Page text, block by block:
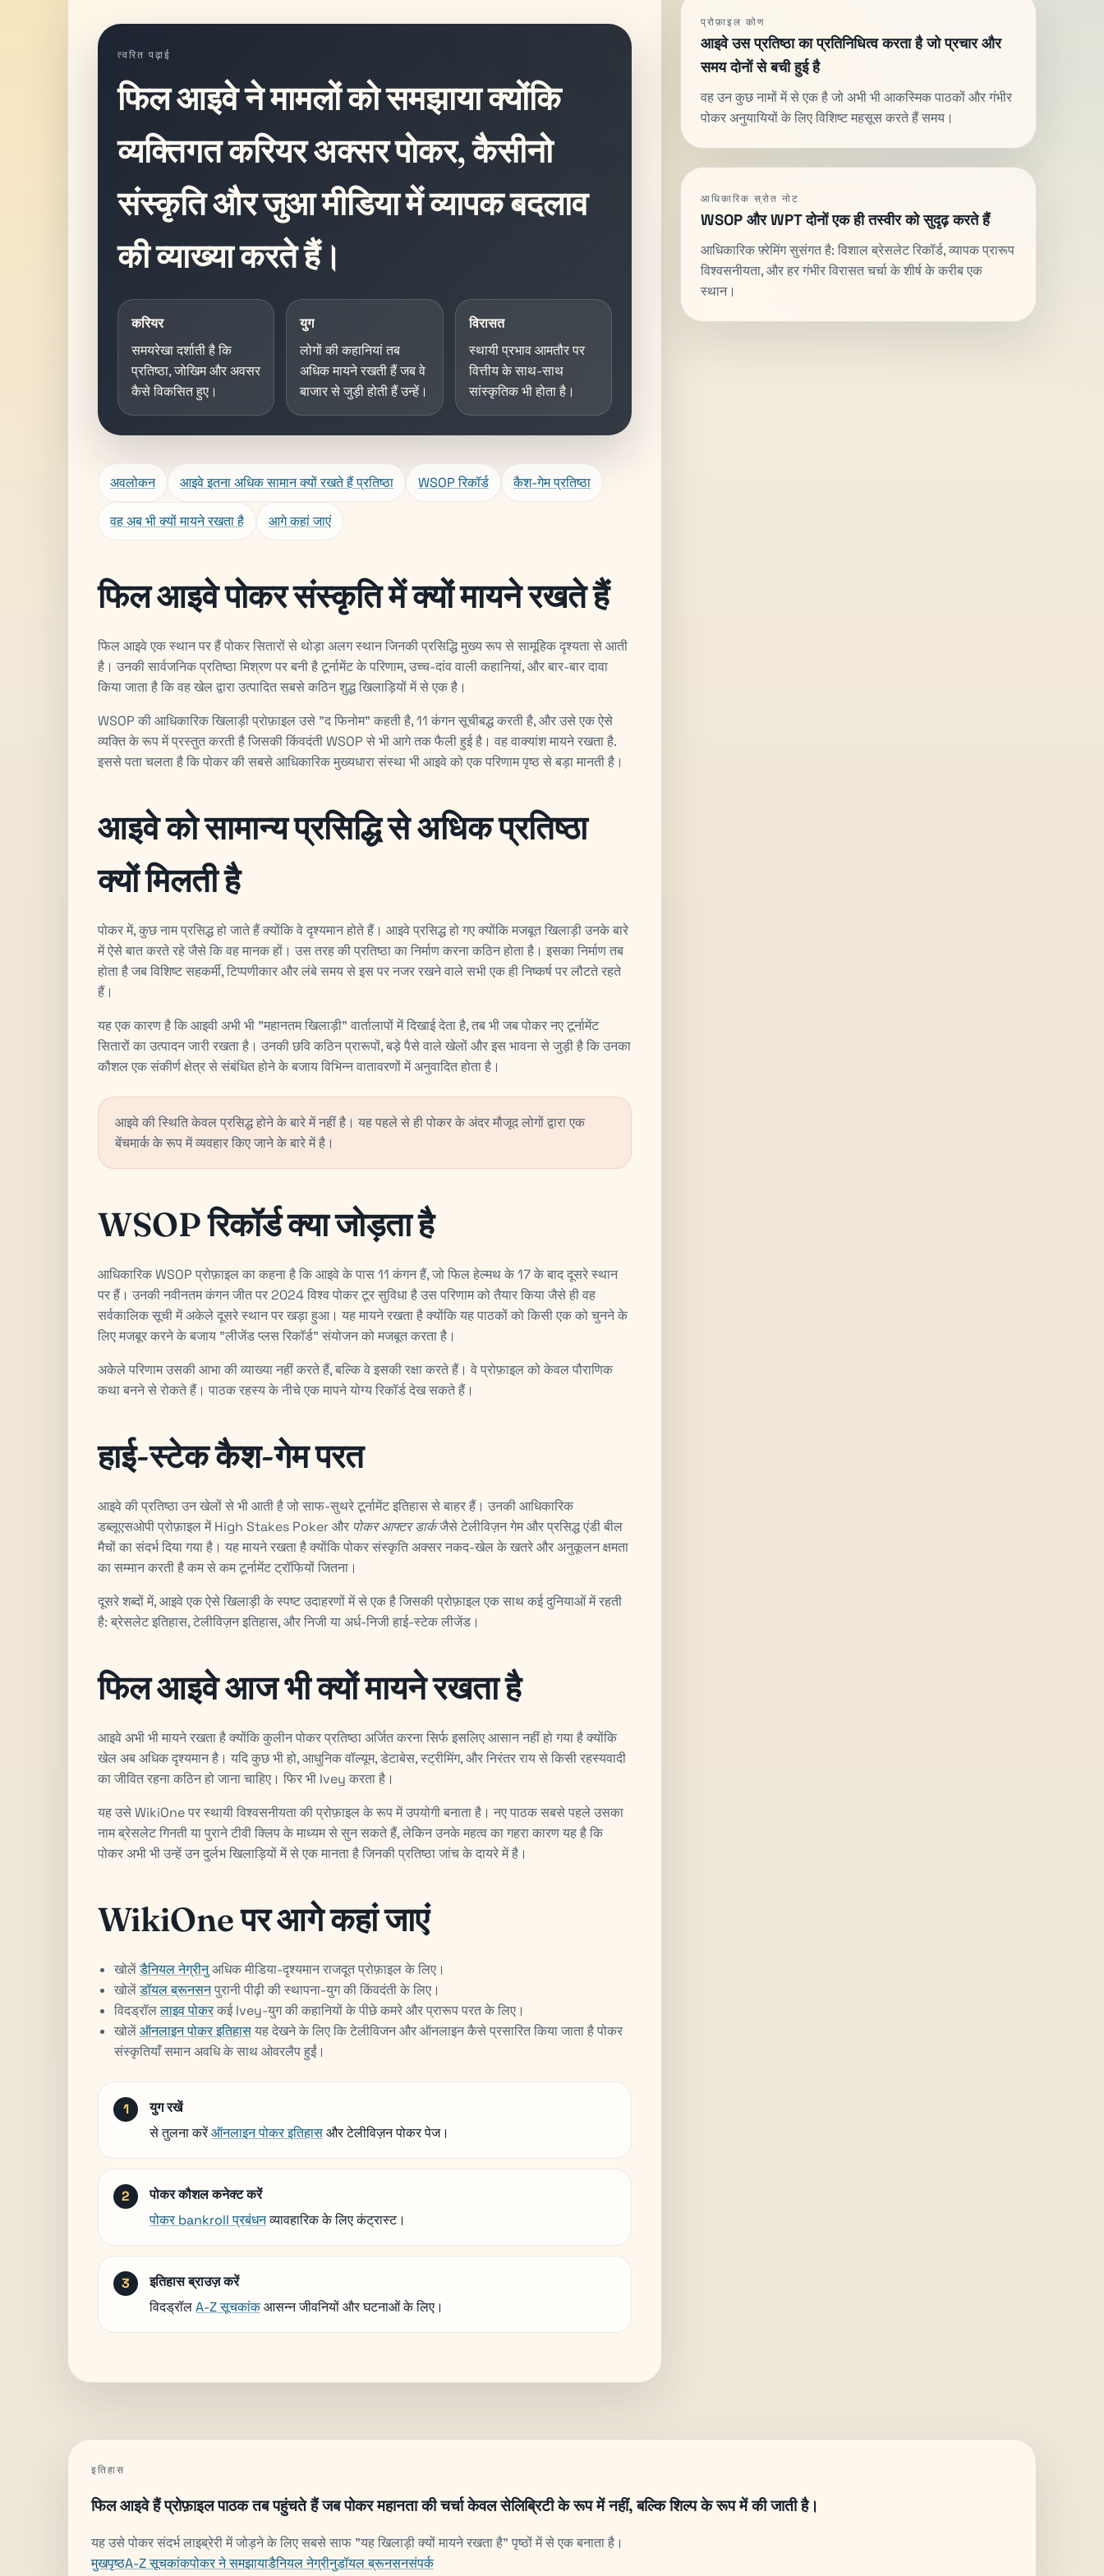
त्वरित पढ़ाई
फिल आइवे ने मामलों को समझाया क्योंकि
व्यक्तिगत करियर अक्सर पोकर, कैसीनो
संस्कृति और जुआ मीडिया में व्यापक बदलाव
की व्याख्या करते हैं।
करियर
समयरेखा दर्शाती है कि
प्रतिष्ठा, जोखिम और अवसर
कैसे विकसित हुए।
युग
लोगों की कहानियां तब
अधिक मायने रखती हैं जब वे
बाजार से जुड़ी होती हैं उन्हें।
विरासत
स्थायी प्रभाव आमतौर पर
वित्तीय के साथ-साथ
सांस्कृतिक भी होता है।
अवलोकन आइवे इतना अधिक सामान क्यों रखते हैं प्रतिष्ठा WSOP रिकॉर्ड कैश-गेम प्रतिष्ठा
वह अब भी क्यों मायने रखता है आगे कहां जाएं
फिल आइवे पोकर संस्कृति में क्यों मायने रखते हैं
फिल आइवे एक स्थान पर हैं पोकर सितारों से थोड़ा अलग स्थान जिनकी प्रसिद्धि मुख्य रूप से सामूहिक दृश्यता से आती
है। उनकी सार्वजनिक प्रतिष्ठा मिश्रण पर बनी है टूर्नामेंट के परिणाम, उच्च-दांव वाली कहानियां, और बार-बार दावा
किया जाता है कि वह खेल द्वारा उत्पादित सबसे कठिन शुद्ध खिलाड़ियों में से एक है।
WSOP की आधिकारिक खिलाड़ी प्रोफ़ाइल उसे "द फिनोम" कहती है, 11 कंगन सूचीबद्ध करती है, और उसे एक ऐसे
व्यक्ति के रूप में प्रस्तुत करती है जिसकी किंवदंती WSOP से भी आगे तक फैली हुई है। वह वाक्यांश मायने रखता है.
इससे पता चलता है कि पोकर की सबसे आधिकारिक मुख्यधारा संस्था भी आइवे को एक परिणाम पृष्ठ से बड़ा मानती है।
आइवे को सामान्य प्रसिद्धि से अधिक प्रतिष्ठा
क्यों मिलती है
पोकर में, कुछ नाम प्रसिद्ध हो जाते हैं क्योंकि वे दृश्यमान होते हैं। आइवे प्रसिद्ध हो गए क्योंकि मजबूत खिलाड़ी उनके बारे
में ऐसे बात करते रहे जैसे कि वह मानक हों। उस तरह की प्रतिष्ठा का निर्माण करना कठिन होता है। इसका निर्माण तब
होता है जब विशिष्ट सहकर्मी, टिप्पणीकार और लंबे समय से इस पर नजर रखने वाले सभी एक ही निष्कर्ष पर लौटते रहते
हैं।
यह एक कारण है कि आइवी अभी भी "महानतम खिलाड़ी" वार्तालापों में दिखाई देता है, तब भी जब पोकर नए टूर्नामेंट
सितारों का उत्पादन जारी रखता है। उनकी छवि कठिन प्रारूपों, बड़े पैसे वाले खेलों और इस भावना से जुड़ी है कि उनका
कौशल एक संकीर्ण क्षेत्र से संबंधित होने के बजाय विभिन्न वातावरणों में अनुवादित होता है।
आइवे की स्थिति केवल प्रसिद्ध होने के बारे में नहीं है। यह पहले से ही पोकर के अंदर मौजूद लोगों द्वारा एक
बेंचमार्क के रूप में व्यवहार किए जाने के बारे में है।
WSOP रिकॉर्ड क्या जोड़ता है
आधिकारिक WSOP प्रोफ़ाइल का कहना है कि आइवे के पास 11 कंगन हैं, जो फिल हेल्मथ के 17 के बाद दूसरे स्थान
पर हैं। उनकी नवीनतम कंगन जीत पर 2024 विश्व पोकर टूर सुविधा है उस परिणाम को तैयार किया जैसे ही वह
सर्वकालिक सूची में अकेले दूसरे स्थान पर खड़ा हुआ। यह मायने रखता है क्योंकि यह पाठकों को किसी एक को चुनने के
लिए मजबूर करने के बजाय "लीजेंड प्लस रिकॉर्ड" संयोजन को मजबूत करता है।
अकेले परिणाम उसकी आभा की व्याख्या नहीं करते हैं, बल्कि वे इसकी रक्षा करते हैं। वे प्रोफ़ाइल को केवल पौराणिक
कथा बनने से रोकते हैं। पाठक रहस्य के नीचे एक मापने योग्य रिकॉर्ड देख सकते हैं।
हाई-स्टेक कैश-गेम परत
आइवे की प्रतिष्ठा उन खेलों से भी आती है जो साफ-सुथरे टूर्नामेंट इतिहास से बाहर हैं। उनकी आधिकारिक
डब्लूएसओपी प्रोफ़ाइल मेंHigh Stakes Pokerऔर पोकर आफ्टर डार्कजैसे टेलीविज़न गेम और प्रसिद्ध एंडी बील
मैचों का संदर्भ दिया गया है। यह मायने रखता है क्योंकि पोकर संस्कृति अक्सर नकद-खेल के खतरे और अनुकूलन क्षमता
का सम्मान करती है कम से कम टूर्नामेंट ट्रॉफियों जितना।
दूसरे शब्दों में, आइवे एक ऐसे खिलाड़ी के स्पष्ट उदाहरणों में से एक है जिसकी प्रोफ़ाइल एक साथ कई दुनियाओं में रहती
है: ब्रेसलेट इतिहास, टेलीविज़न इतिहास, और निजी या अर्ध-निजी हाई-स्टेक लीजेंड।
फिल आइवे आज भी क्यों मायने रखता है
आइवे अभी भी मायने रखता है क्योंकि कुलीन पोकर प्रतिष्ठा अर्जित करना सिर्फ इसलिए आसान नहीं हो गया है क्योंकि
खेल अब अधिक दृश्यमान है। यदि कुछ भी हो, आधुनिक वॉल्यूम, डेटाबेस, स्ट्रीमिंग, और निरंतर राय से किसी रहस्यवादी
का जीवित रहना कठिन हो जाना चाहिए। फिर भी Ivey करता है।
यह उसे WikiOne पर स्थायी विश्वसनीयता की प्रोफ़ाइल के रूप में उपयोगी बनाता है। नए पाठक सबसे पहले उसका
नाम ब्रेसलेट गिनती या पुराने टीवी क्लिप के माध्यम से सुन सकते हैं, लेकिन उनके महत्व का गहरा कारण यह है कि
पोकर अभी भी उन्हें उन दुर्लभ खिलाड़ियों में से एक मानता है जिनकी प्रतिष्ठा जांच के दायरे में है।
WikiOne पर आगे कहां जाएं
खोलेंडैनियल नेग्रीनुअधिक मीडिया-दृश्यमान राजदूत प्रोफ़ाइल के लिए।
खोलेंडॉयल ब्रूनसनपुरानी पीढ़ी की स्थापना-युग की किंवदंती के लिए।
विदड्रॉललाइव पोकरकई Ivey-युग की कहानियों के पीछे कमरे और प्रारूप परत के लिए।
खोलेंऑनलाइन पोकर इतिहासयह देखने के लिए कि टेलीविजन और ऑनलाइन कैसे प्रसारित किया जाता है पोकर
संस्कृतियाँ समान अवधि के साथ ओवरलैप हुईं।
युग रखें
से तुलना करेंऑनलाइन पोकर इतिहासऔर टेलीविज़न पोकर पेज।
पोकर कौशल कनेक्ट करें
पोकर bankroll प्रबंधनव्यावहारिक के लिए कंट्रास्ट।
इतिहास ब्राउज़ करें
विदड्रॉलA-Z सूचकांकआसन्न जीवनियों और घटनाओं के लिए।
प्रोफ़ाइल कोण
आइवे उस प्रतिष्ठा का प्रतिनिधित्व करता है जो प्रचार और
समय दोनों से बची हुई है
वह उन कुछ नामों में से एक है जो अभी भी आकस्मिक पाठकों और गंभीर
पोकर अनुयायियों के लिए विशिष्ट महसूस करते हैं समय।
आधिकारिक स्रोत नोट
WSOP और WPT दोनों एक ही तस्वीर को सुदृढ़ करते हैं
आधिकारिक फ़्रेमिंग सुसंगत है: विशाल ब्रेसलेट रिकॉर्ड, व्यापक प्रारूप
विश्वसनीयता, और हर गंभीर विरासत चर्चा के शीर्ष के करीब एक
स्थान।
इतिहास
फिल आइवे हैं प्रोफ़ाइल पाठक तब पहुंचते हैं जब पोकर महानता की चर्चा केवल सेलिब्रिटी के रूप में नहीं, बल्कि शिल्प के रूप में की जाती है।
यह उसे पोकर संदर्भ लाइब्रेरी में जोड़ने के लिए सबसे साफ "यह खिलाड़ी क्यों मायने रखता है" पृष्ठों में से एक बनाता है।
मुखपृष्ठA-Z सूचकांकपोकर ने समझायाडैनियल नेग्रीनुडॉयल ब्रूनसनसंपर्क